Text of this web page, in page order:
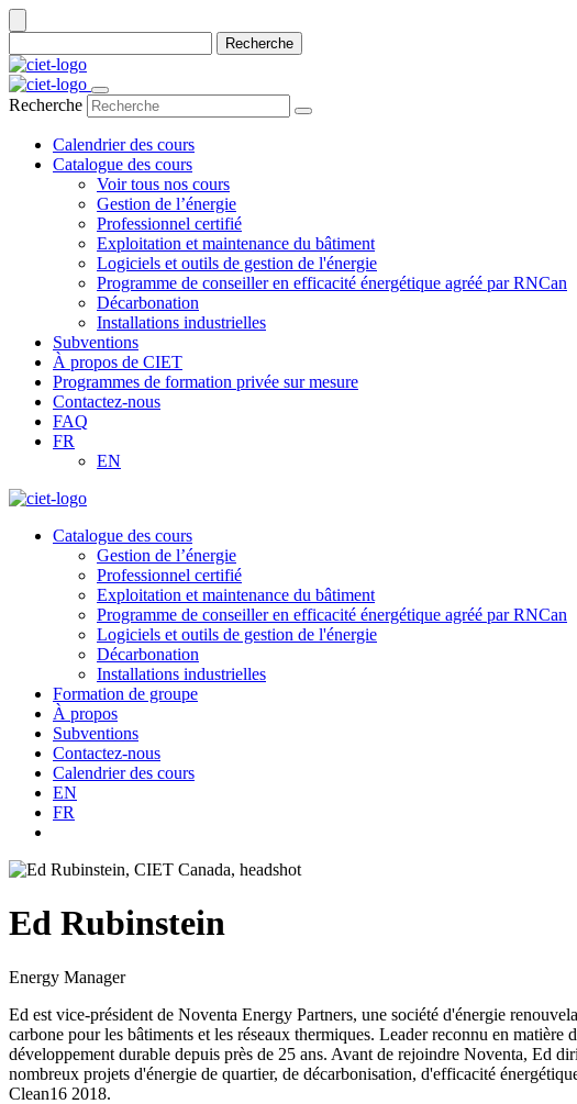
Recherche
Recherche
Calendrier des cours
Catalogue des cours
Voir tous nos cours
Gestion de l’énergie
Professionnel certifié
Exploitation et maintenance du bâtiment
Logiciels et outils de gestion de l'énergie
Programme de conseiller en efficacité énergétique agréé par RNCan
Décarbonation
Installations industrielles
Subventions
À propos de CIET
Programmes de formation privée sur mesure
Contactez-nous
FAQ
FR
EN
Catalogue des cours
Gestion de l’énergie
Professionnel certifié
Exploitation et maintenance du bâtiment
Programme de conseiller en efficacité énergétique agréé par RNCan
Logiciels et outils de gestion de l'énergie
Décarbonation
Installations industrielles
Formation de groupe
À propos
Subventions
Contactez-nous
Calendrier des cours
EN
FR
Ed Rubinstein
Energy Manager
Ed est vice-président de Noventa Energy Partners, une société d'énergie
carbone pour les bâtiments et les réseaux thermiques. Leader reconnu en
développement durable depuis près de 25 ans. Avant de rejoindre Noventa, Ed
nombreux projets d'énergie de quartier, de décarbonisation, d'efficacité
Clean16 2018.